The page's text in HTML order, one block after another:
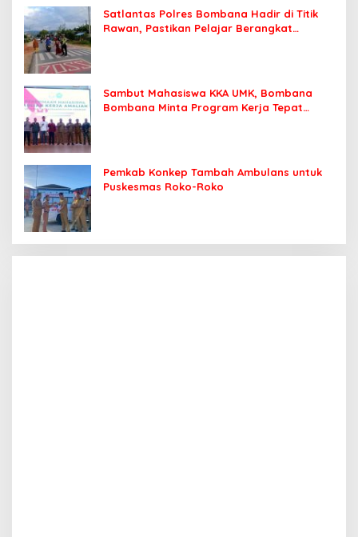
Satlantas Polres Bombana Hadir di Titik
Rawan, Pastikan Pelajar Berangkat
Sambut Mahasiswa KKA UMK, Bombana
Bombana Minta Program Kerja Tepat
Pemkab Konkep Tambah Ambulans untuk
Puskesmas Roko-Roko